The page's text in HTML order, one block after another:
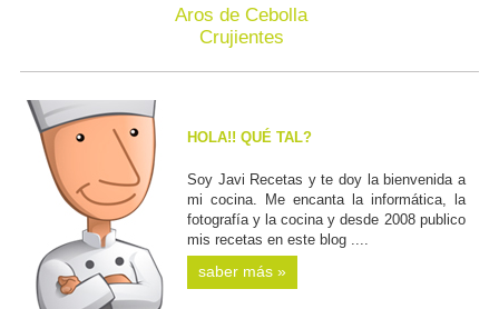
Aros de Cebolla
Crujientes
HOLA!! QUÉ TAL?
Soy Javi Recetas y te doy la bienvenida a
mi cocina. Me encanta la informática, la
fotografía y la cocina y desde 2008 publico
mis recetas en este blog ....
saber más »